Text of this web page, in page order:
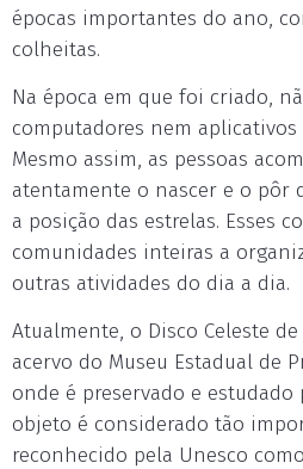
épocas importantes do ano,
colheitas.
Na época em que foi criado,
computadores nem aplicativos
Mesmo assim, as pessoas
atentamente o nascer e o pôr
a posição das estrelas. Esses
comunidades inteiras a
outras atividades do dia a dia.
Atualmente, o Disco Celeste
acervo do Museu Estadual de
onde é preservado e estudado
objeto é considerado tão
reconhecido pela Unesco